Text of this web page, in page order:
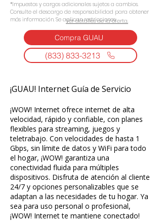
*Impuestos y cargos adicionales sujetos a cambios.
Consulte el descargo de responsabilidad para obtener
más información. Se aplican restricciones.
Ver detalles de la oferta.
Compra GUAU
(833) 833-3213
¡GUAU! Internet Guía de Servicio
¡WOW! Internet ofrece internet de alta
velocidad, rápido y confiable, con planes
flexibles para streaming, juegos y
teletrabajo. Con velocidades de hasta 1
Gbps, sin límite de datos y WiFi para todo
el hogar, ¡WOW! garantiza una
conectividad fluida para múltiples
dispositivos. Disfruta de atención al cliente
24/7 y opciones personalizables que se
adaptan a las necesidades de tu hogar. Ya
sea para uso personal o profesional,
¡WOW! Internet te mantiene conectado!